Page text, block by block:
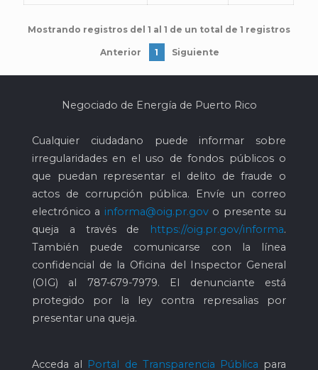
Mostrando registros del 1 al 1 de un total de 1 registros
Anterior 1 Siguiente
Negociado de Energía de Puerto Rico
Cualquier ciudadano puede informar sobre
irregularidades en el uso de fondos públicos o
que puedan representar el delito de fraude o
actos de corrupción pública. Envíe un correo
electrónico a informa@oig.pr.govo presente su
queja a través de
https://oig.pr.gov/informa.
También puede comunicarse con la línea
confidencial de la Oficina del Inspector General
(OIG) al 787-679-7979. El denunciante está
protegido por la ley contra represalias por
presentar una queja.
Acceda al Portal de Transparencia Pública para